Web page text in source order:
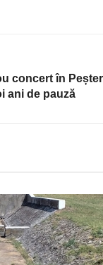
concert în
ani de pauză